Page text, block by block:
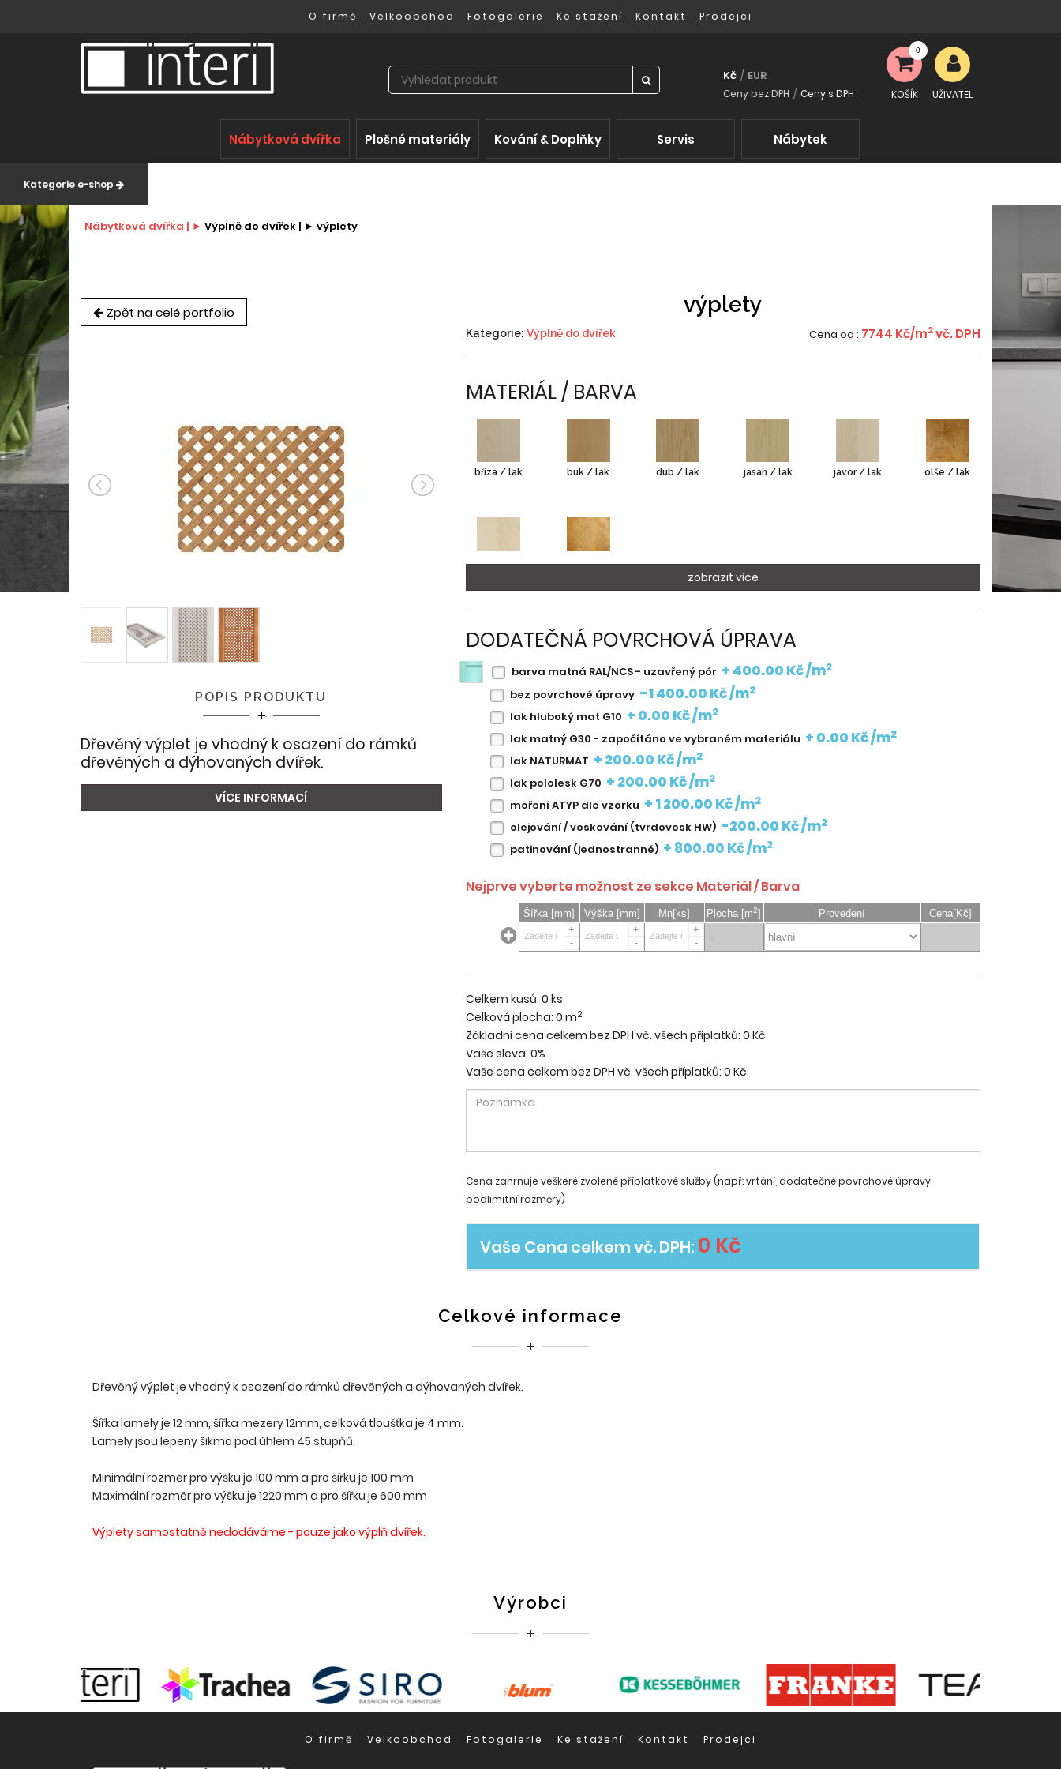
O firmě Velkoobchod Fotogalerie Ke stažení Kontakt Prodejci
0
KOŠÍK UŽIVATEL
Kč / EUR
Ceny bez DPH / Ceny s DPH
Nábytková dvířka Plošné materiály Kování & Doplňky Servis Nábytek
Kategorie e-shop
Nábytková dvířka | Výplně do dvířek | výplety
Zpět na celé portfolio
POPIS PRODUKTU
Dřevěný výplet je vhodný k osazení do rámků
dřevěných a dýhovaných dvířek.
VÍCE INFORMACÍ
výplety
Kategorie: Výplně do dvířek Cena od : 7744 Kč/m2vč. DPH
MATERIÁL / BARVA
bříza / lak buk / lak dub / lak jasan / lak javor / lak olše / lak
lak
zobrazit více
DODATEČNÁ POVRCHOVÁ ÚPRAVA
barva matná RAL/NCS - uzavřený pór+ 400.00 Kč /m2
bez povrchové úpravy-1 400.00 Kč /m2
lak hluboký mat G10 + 0.00 Kč /m2
lak matný G30 - započítáno ve vybraném materiálu + 0.00 Kč /m2
lak NATURMAT + 200.00 Kč /m2
lak pololesk G70 + 200.00 Kč /m2
moření ATYP dle vzorku + 1 200.00 Kč /m2
olejování / voskování (tvrdovosk HW)-200.00 Kč /m2
patinování (jednostranné)+ 800.00 Kč /m2
Nejprve vyberte možnost ze sekce Materiál / Barva
Šířka [mm] Výška [mm] Mn[ks] Plocha [m2] Provedení
Cena[Kč]
+
-
+
-
+
-
Celkem kusů: 0 ks
Celková plocha: 0 m2
Základní cena celkem bez DPH vč. všech příplatků: 0 Kč
Vaše sleva: 0%
Vaše cena celkem bez DPH vč. všech příplatků: 0 Kč
Cena zahrnuje veškeré zvolené příplatkové služby (např: vrtání, dodatečné povrchové úpravy,
podlimitní rozměry)
Vaše Cena celkem vč. DPH: 0 Kč
Celkové informace
Dřevěný výplet je vhodný k osazení do rámků dřevěných a dýhovaných dvířek.
Šířka lamely je 12 mm, šířka mezery 12mm, celková tloušťka je 4 mm.
Lamely jsou lepeny šikmo pod úhlem 45 stupňů.
Minimální rozměr pro výšku je 100 mm a pro šířku je 100 mm
Maximální rozměr pro výšku je 1220 mm a pro šířku je 600 mm
Výplety samostatně nedodáváme - pouze jako výplň dvířek.
Výrobci
O firmě Velkoobchod Fotogalerie Ke stažení Kontakt Prodejci